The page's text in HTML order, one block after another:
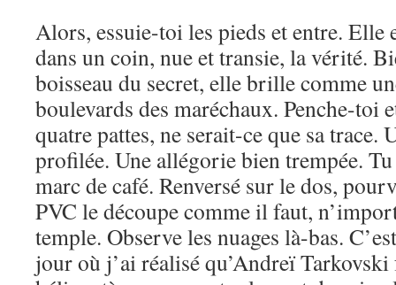
Alors, essuie-toi les pieds et entre. Elle
dans un coin, nue et transie, la vérité.
boisseau du secret, elle brille comme
boulevards des maréchaux. Penche-toi
quatre pattes, ne serait-ce que sa trace.
profilée. Une allégorie bien trempée.
marc de café. Renversé sur le dos,
PVC le découpe comme il faut,
temple. Observe les nuages là-bas.
jour où j’ai réalisé qu’Andreï